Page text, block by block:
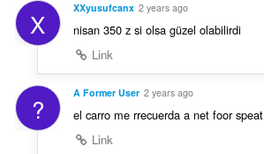
X XXyusufcanx 2 years ago
nisan 350 z si olsa güzel olabilirdi
Link
? A Former User 2 years ago
el carro me rrecuerda a net foor speat
Link